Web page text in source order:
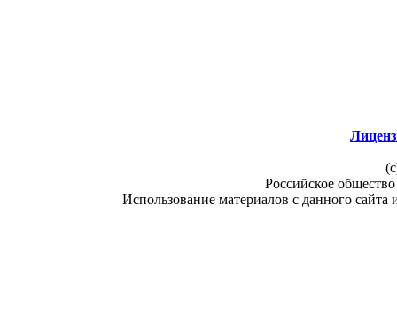
Российское
Использование материалов с данного